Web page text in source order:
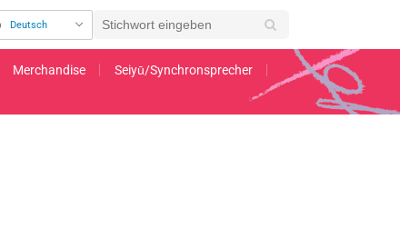
Deutsch
Merchandise
Seiyū/Synchronsprecher
von „Rent-a-Girlfriend“ veröffentlicht